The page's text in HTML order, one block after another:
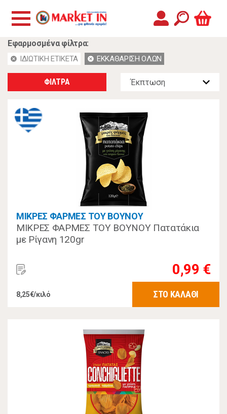
Εφαρμοσμένα φίλτρα:
cancel ΙΔΙΩΤΙΚΗ ΕΤΙΚΕΤΑ cancel ΕΚΚΑΘΑΡΙΣΗ ΟΛΩΝ
ΦΙΛΤΡΑ
ΜΙΚΡΕΣ ΦΑΡΜΕΣ ΤΟΥ ΒΟΥΝΟΥ
ΜΙΚΡΕΣ ΦΑΡΜΕΣ ΤΟΥ ΒΟΥΝΟΥ Πατατάκια
με Ρίγανη 120gr
0,99 €
8,25€/κιλό ΣΤΟ ΚΑΛΑΘΙ